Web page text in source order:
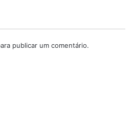
publicar um comentário.